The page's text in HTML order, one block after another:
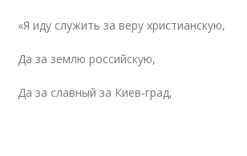
«Я иду служить за веру христианскую,
Да за землю российскую,
Да за славный за Киев-град,